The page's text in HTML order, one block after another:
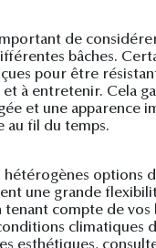
de
bâches.
pour être
à entretenir. Cela
et une apparence
au fil du temps.
hétérogènes options
une grande
tenant compte de vos
climatiques